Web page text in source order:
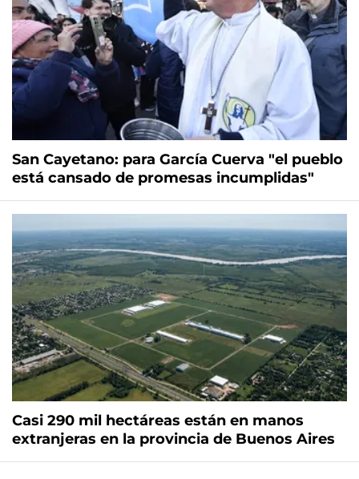
San Cayetano: para García Cuerva "el pueblo
está cansado de promesas incumplidas"
Casi 290 mil hectáreas están en manos
extranjeras en la provincia de Buenos Aires